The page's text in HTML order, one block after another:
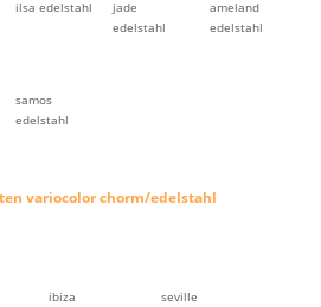
ilsa edelstahl
jade
edelstahl
ameland
edelstahl
samos
edelstahl
variocolor chorm/edelstahl
ibiza
seville